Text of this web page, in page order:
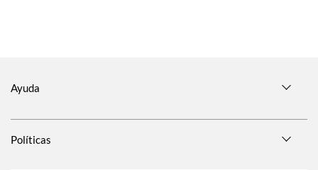
Ayuda
Políticas